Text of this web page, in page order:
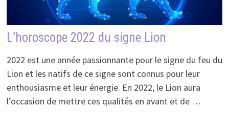
L’horoscope 2022 du signe Lion
2022 est une année passionnante pour le signe du feu du
Lion et les natifs de ce signe sont connus pour leur
enthousiasme et leur énergie. En 2022, le Lion aura
l’occasion de mettre ces qualités en avant et de …